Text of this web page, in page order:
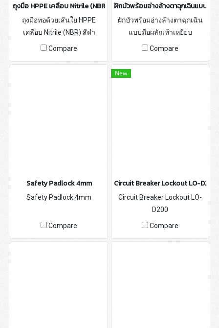
ถุงมือ HPPE เคลือบ Nitrile (NBR) สีดำ
ถุงมือทอด้วยเส้นใย HPPE
เคลือบ Nitrile (NBR) สีดำ
Compare
ฝักบัวพร้อมอ่างล้างตาฉุกเฉินแบบมือผ
ฝักบัวพร้อมอ่างล้างตาฉุกเฉิน
แบบมือผลักเท้าเหยียบ
SPY1107F
Compare
Safety Padlock 4mm
Safety Padlock 4mm
Compare
New
Circuit Breaker Lockout LO-D200
Circuit Breaker Lockout LO-
D200
Compare